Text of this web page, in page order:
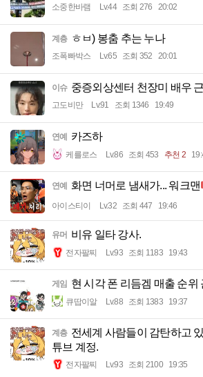
소중한바램 Lv.44 조회 276 20:02
계층 ㅎㅂ) 봉춤 추는 누나
조폭빠박스 Lv.65 조회 352 20:01
이슈 중증외상센터 천장미 배우
고도비만 Lv.91 조회 1346 19:49
연예 카즈하
케를로스 Lv.86 조회 453 추천 2
연예 화면 너머로 냄새가... 워크맨
아이스티이 Lv.32 조회 447 19:46
유머 비유 일타 강사.
전자팔찌 Lv.93 조회 1183 19:43
게임 현 시각 폰 리듬겜 매출 순위
큐땁이알 Lv.88 조회 1383 19:37
계층 전세계 사람들이 감탄하고
튜브 계정.
전자팔찌 Lv.93 조회 2100 19:35